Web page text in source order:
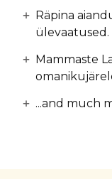
Räpina
ülevaatused.
Mammaste
...and much